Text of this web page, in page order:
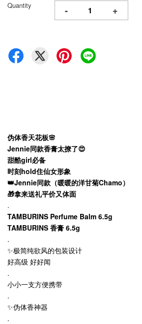
Quantity - +
伪体香天花板🌸
Jennie同款香膏太撩了😍
甜酷girl必备
时刻hold住仙女形象
👑Jennie同款（暖暖的洋甘菊Chamo）
🎁拿来送礼平价又体面
.
TAMBURINS Perfume Balm 6.5g
TAMBURINS 香膏 6.5g
.
✨极简纯欲风的包装设计
好高级 好好闻
.
小小一支方便携带
.
✨伪体香神器
.